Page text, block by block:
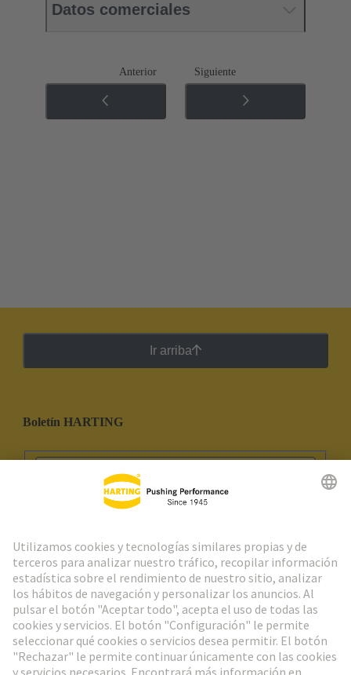
Datos comerciales
Anterior Siguiente
Ir arriba
Boletín HARTING
Ir al registro
Social Media